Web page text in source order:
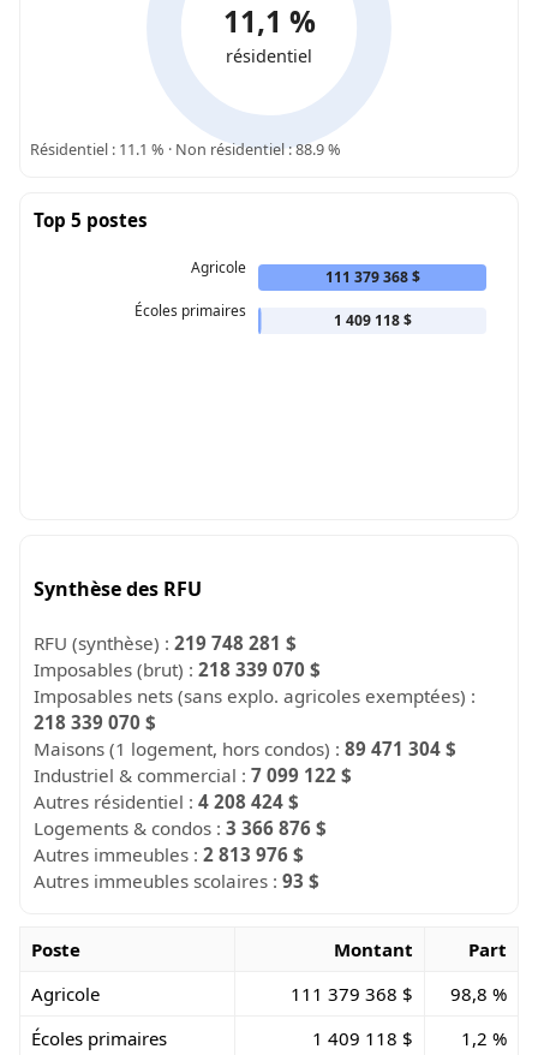
11,1 %
résidentiel
Résidentiel : 11.1 % · Non résidentiel : 88.9 %
Top 5 postes
Agricole
111 379 368 $
Écoles primaires
1 409 118 $
Synthèse des RFU
RFU (synthèse) :219 748 281 $
Imposables (brut) :218 339 070 $
Imposables nets (sans explo. agricoles exemptées) :
218 339 070 $
Maisons (1 logement, hors condos) :89 471 304 $
Industriel & commercial :7 099 122 $
Autres résidentiel :4 208 424 $
Logements & condos :3 366 876 $
Autres immeubles :2 813 976 $
Autres immeubles scolaires :93 $
Poste Montant
Part
Agricole
111 379 368 $
98,8 %
Écoles primaires
1 409 118 $ 1,2 %